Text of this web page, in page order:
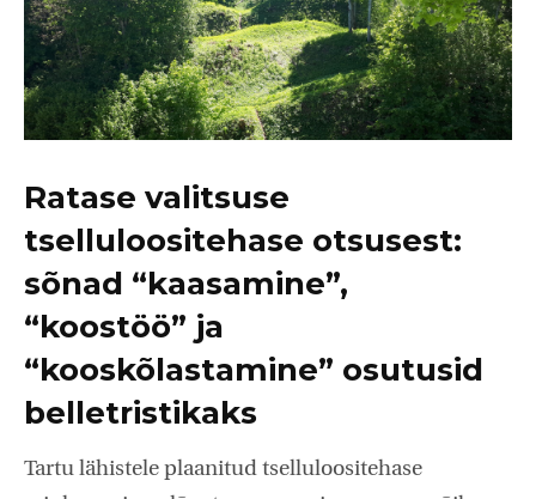
Ratase valitsuse
tselluloositehase otsusest:
sõnad “kaasamine”,
“koostöö” ja
“kooskõlastamine” osutusid
belletristikaks
Tartu lähistele plaanitud tselluloositehase